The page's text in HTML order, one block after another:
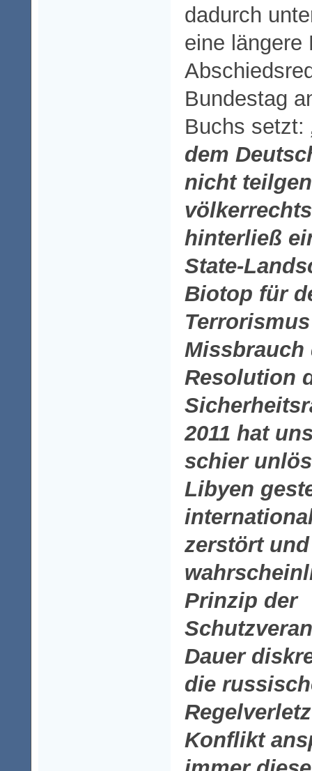
dadurch
eine längere
Bundestag
Buchs setzt:
dem
nicht
hinterließ
State-
Biotop für
Missbrauch
Resolution
2011 hat
schier
Libyen
zerstört
Prinzip der
Dauer
die
Konflikt